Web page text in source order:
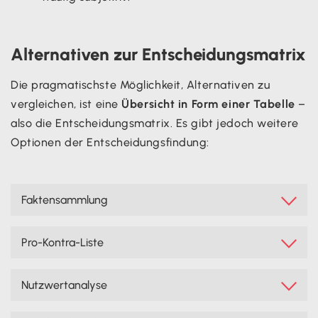
Alternativen zur Entscheidungsmatrix
Die pragmatischste Möglichkeit, Alternativen zu
vergleichen, ist eine Übersicht in Form einer Tabelle –
also die Entscheidungsmatrix. Es gibt jedoch weitere
Optionen der Entscheidungsfindung:
Faktensammlung 
Vorteile. Alle Möglichkeiten werden in einer Spalte
Alternativen in drei Gruppen nach ihrer Bedeutung –
Pro-Kontra-Liste 
die Entscheidungsmatrix als Tabelle erstellen. In der
Nutzwertanalyse 